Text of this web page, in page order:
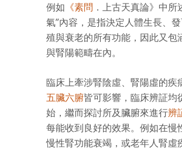
例如 《素問 ．上古天真論》中所
氣”內容，是指決定人體生長、
殖與衰老的所有功能，因此又包
與腎陽範疇在內。
臨床上牽涉腎陰虛、腎陽虛的疾
五臟六腑皆可影響，臨床辨証均
始，繼而探討所及臟腑來進行辨
每能收到良好的效果。例如在慢
慢性腎功能衰竭，或老年人腎虛